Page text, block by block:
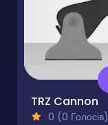
TRZ Cannon
0 (0 Голосів)